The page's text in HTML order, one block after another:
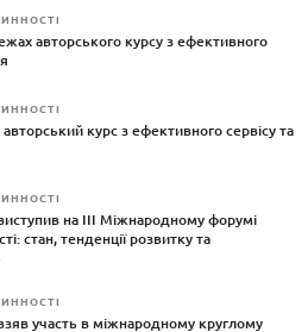
авторського курсу з ефективного
курс з ефективного сервісу та
на III Міжнародному форумі
стан, тенденції розвитку та
участь в міжнародному круглому